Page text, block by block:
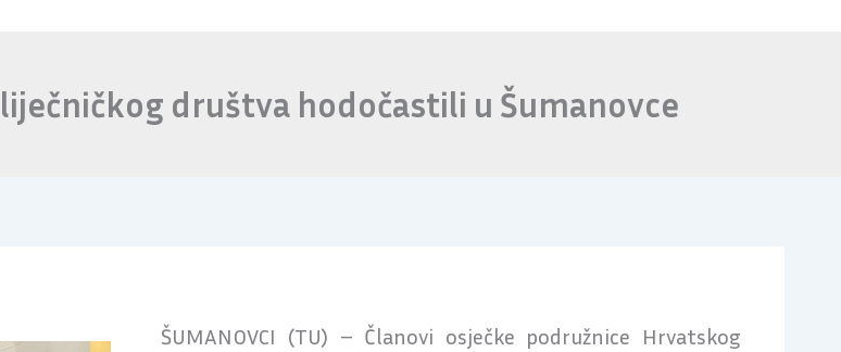
društva hodočastili u Šumanovce
ŠUMANOVCI (TU) – Članovi osječke podružnice Hrvatskog